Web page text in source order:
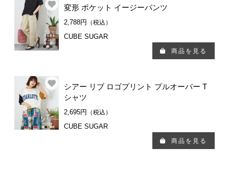
変形 ポケット イージーパンツ
2,788円 （税込）
CUBE SUGAR
商品を見る
シアー リブ ロゴプリント プルオーバー T
シャツ
2,695円 （税込）
CUBE SUGAR
商品を見る